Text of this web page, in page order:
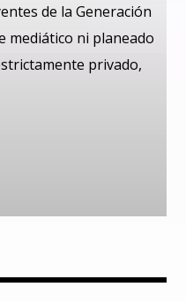
de la Generación
mediático ni planeado
privado,